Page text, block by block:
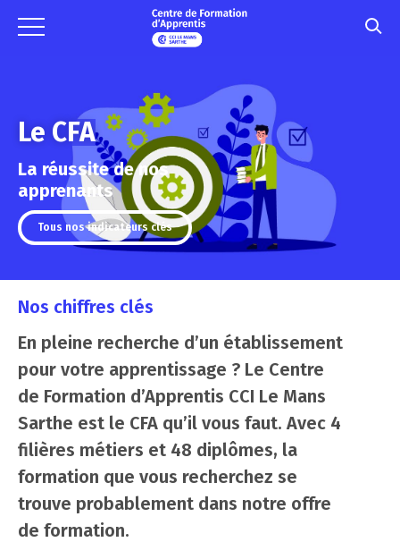
Le CFA
La réussite de nos
apprenants
Tous nos indicateurs clés
Nos chiffres clés
En pleine recherche d’un établissement
pour votre apprentissage ? Le Centre
de Formation d’Apprentis CCI Le Mans
Sarthe est le CFA qu’il vous faut. Avec 4
filières métiers et 48 diplômes, la
formation que vous recherchez se
trouve probablement dans notre offre
de formation.